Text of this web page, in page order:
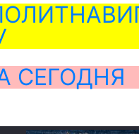
СЕГОДНЯ